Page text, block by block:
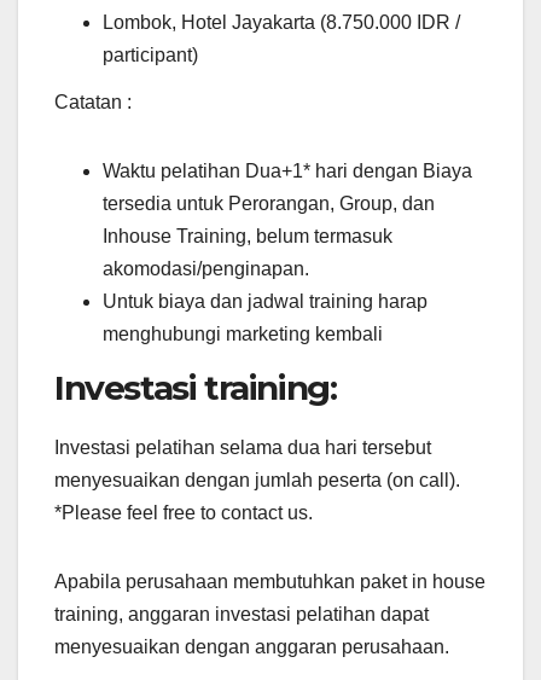
Lombok, Hotel Jayakarta (8.750.000 IDR /
participant)
Catatan :
Waktu pelatihan Dua+1* hari dengan Biaya
tersedia untuk Perorangan, Group, dan
Inhouse Training, belum termasuk
akomodasi/penginapan.
Untuk biaya dan jadwal training harap
menghubungi marketing kembali
Investasi training:
Investasi pelatihan selama dua hari tersebut
menyesuaikan dengan jumlah peserta (on call).
*Please feel free to contact us.
Apabila perusahaan membutuhkan paket in house
training, anggaran investasi pelatihan dapat
menyesuaikan dengan anggaran perusahaan.